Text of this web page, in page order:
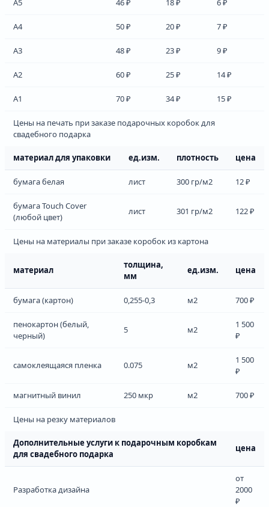
А5 46 ₽ 18 ₽ 6 ₽
А4 50 ₽ 20 ₽ 7 ₽
А3 48 ₽ 23 ₽ 9 ₽
А2 60 ₽ 25 ₽ 14 ₽
А1 70 ₽ 34 ₽ 15 ₽
Цены на печать при заказе подарочных коробок для
свадебного подарка
материал для упаковки ед.изм. плотность цена
бумага белая лист 300 гр/м2 12 ₽
бумага Touch Cover
(любой цвет)
лист 301 гр/м2 122 ₽
Цены на материалы при заказе коробок из картона
материал
толщина,
мм
ед.изм. цена
бумага (картон) 0,255-0,3 м2 700 ₽
пенокартон (белый,
черный)
5 м2
1 500
₽
самоклеящаяся пленка 0.075 м2
1 500
₽
магнитный винил 250 мкр м2 700 ₽
Цены на резку материалов
Дополнительные услуги к подарочным коробкам
для свадебного подарка
цена
Разработка дизайна
от
2000
₽